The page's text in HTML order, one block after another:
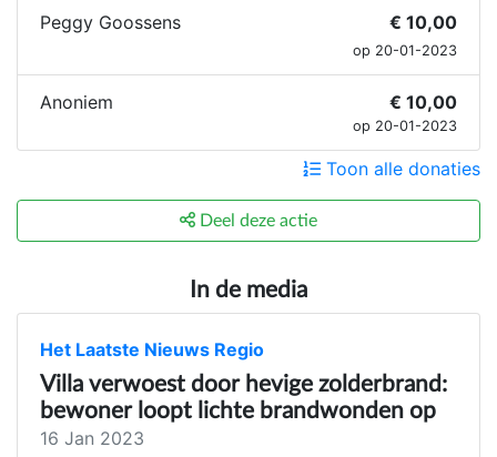
Peggy Goossens € 10,00
op 20-01-2023
Anoniem € 10,00
op 20-01-2023
Toon alle donaties
Deel deze actie
In de media
Het Laatste Nieuws Regio
Villa verwoest door hevige zolderbrand:
bewoner loopt lichte brandwonden op
16 Jan 2023